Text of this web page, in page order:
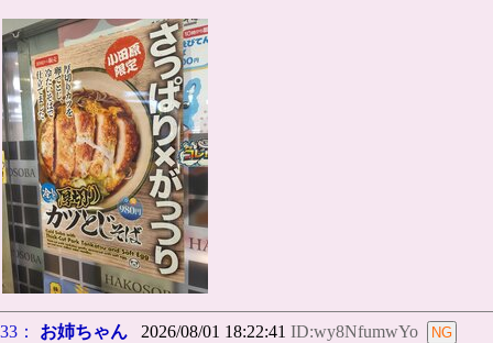
33： お姉ちゃん 2026/08/01 18:22:41 ID:wy8NfumwYo